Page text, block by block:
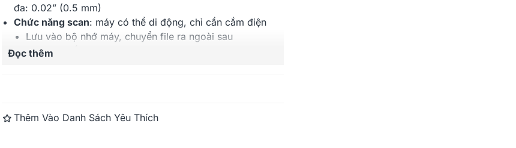
đa: 0.02” (0.5 mm)
Chức năng scan: máy có thể di động, chỉ cần cắm điện
Lưu vào bộ nhớ máy, chuyển file ra ngoài sau
Lưu trực tiếp vào USB
greyscale;3 in/sec (76.2mm/sec) ở color
Đọc thêm
Thêm Vào Danh Sách Yêu Thích